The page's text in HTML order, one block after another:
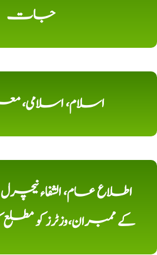
جات
اسلام، اسلامی،
اطلاع عام، الشفاء نیچرل
کے ممبران،وزٹرز کو